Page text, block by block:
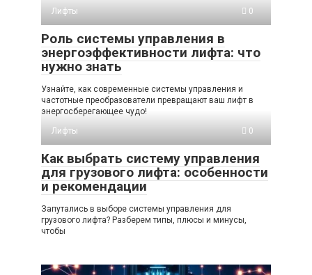
Лифты
0
Роль системы управления в
энергоэффективности лифта: что
нужно знать
Узнайте, как современные системы управления и
частотные преобразователи превращают ваш лифт в
энергосберегающее чудо!
Лифты
0
Как выбрать систему управления
для грузового лифта: особенности
и рекомендации
Запутались в выборе системы управления для
грузового лифта? Разберем типы, плюсы и минусы,
чтобы